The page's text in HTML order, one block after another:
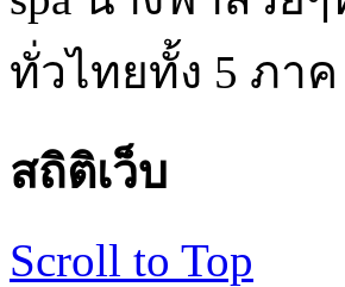
ทั่วไทยทั้ง 5 ภาค
สถิติเว็บ
Scroll to Top